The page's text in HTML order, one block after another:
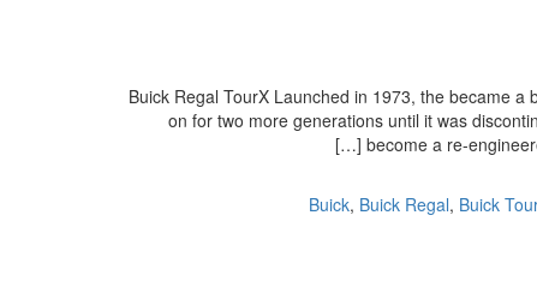
Buick Regal TourX Launched in 1973, the became
on for two more generations until it was
become a re-
Buick, Buick Regal, Buick